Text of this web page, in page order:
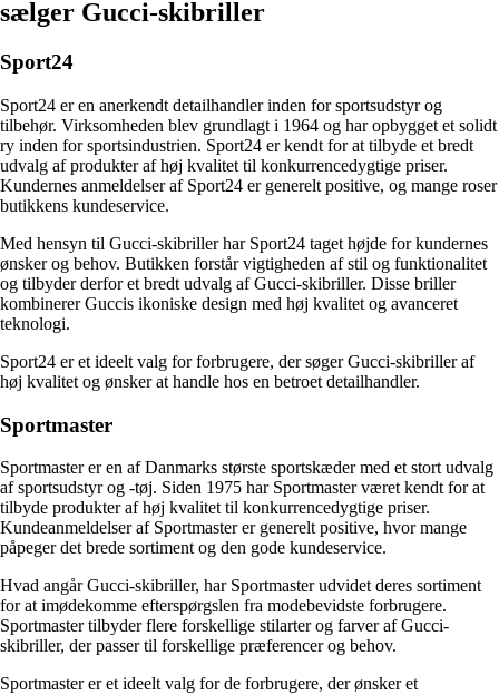
sælger Gucci-skibriller
Sport24
Sport24 er en anerkendt detailhandler inden for sportsudstyr og
tilbehør. Virksomheden blev grundlagt i 1964 og har opbygget et solidt
ry inden for sportsindustrien. Sport24 er kendt for at tilbyde et bredt
udvalg af produkter af høj kvalitet til konkurrencedygtige priser.
Kundernes anmeldelser af Sport24 er generelt positive, og mange roser
butikkens kundeservice.
Med hensyn til Gucci-skibriller har Sport24 taget højde for kundernes
ønsker og behov. Butikken forstår vigtigheden af stil og funktionalitet
og tilbyder derfor et bredt udvalg af Gucci-skibriller. Disse briller
kombinerer Guccis ikoniske design med høj kvalitet og avanceret
teknologi.
Sport24 er et ideelt valg for forbrugere, der søger Gucci-skibriller af
høj kvalitet og ønsker at handle hos en betroet detailhandler.
Sportmaster
Sportmaster er en af Danmarks største sportskæder med et stort udvalg
af sportsudstyr og -tøj. Siden 1975 har Sportmaster været kendt for at
tilbyde produkter af høj kvalitet til konkurrencedygtige priser.
Kundeanmeldelser af Sportmaster er generelt positive, hvor mange
påpeger det brede sortiment og den gode kundeservice.
Hvad angår Gucci-skibriller, har Sportmaster udvidet deres sortiment
for at imødekomme efterspørgslen fra modebevidste forbrugere.
Sportmaster tilbyder flere forskellige stilarter og farver af Gucci-
skibriller, der passer til forskellige præferencer og behov.
Sportmaster er et ideelt valg for de forbrugere, der ønsker et